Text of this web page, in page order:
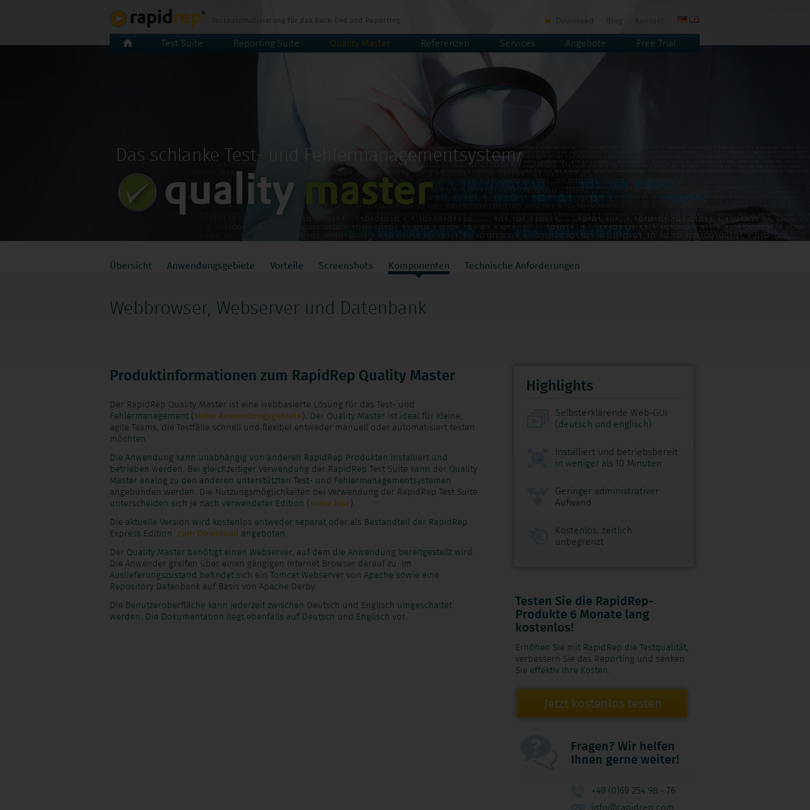
Navigation
überspringen
Download Blog
Navigation
überspringenTest Suite Reporting Suite Quality Master Referenzen Services Angebote Free Trial
Das schlanke Test- und Fehlermanagementsystem
Navigation
Übersicht Anwendungsgebiete Vorteile Screenshots Komponenten Technische Anforderungen
Webbrowser, Webserver und Datenbank
Produktinformationen zum RapidRep Quality Master
Der RapidRep Quality Master ist eine webbasierte Lösung für das Test- und
Fehlermanagement ( siehe Anwendungsgebiete ). Der Quality Master ist ideal für kleine,
agile Teams, die Testfälle schnell und flexibel entweder manuell oder automatisiert testen
möchten.
Die Anwendung kann unabhängig von anderen RapidRep Produkten installiert und
betrieben werden. Bei gleichzeitiger Verwendung der RapidRep Test Suite kann der Quality
Master analog zu den anderen unterstützten Test- und Fehlermanagementsystemen
angebunden werden. Die Nutzungsmöglichkeiten bei Verwendung der RapidRep Test Suite
unterscheiden sich je nach verwendeter Edition ( siehe hier).
Die aktuelle Version wird kostenlos entweder separat oder als Bestandteil der RapidRep
Express Edition zum Download angeboten.
Der Quality Master benötigt einen Webserver, auf dem die Anwendung bereitgestellt wird.
Die Anwender greifen über einen gängigen Internet Browser darauf zu. Im
Auslieferungszustand befindet sich ein Tomcat Webserver von Apache sowie eine
Repository Datenbank auf Basis von Apache Derby.
Die Benutzeroberfläche kann jederzeit zwischen Deutsch und Englisch umgeschaltet
werden. Die Dokumentation liegt ebenfalls auf Deutsch und Englisch vor.
Highlights
Selbsterklärende Web-GUI
(deutsch und englisch)
Installiert und betriebsbereit
in weniger als 10 Minuten
Geringer administrativer
Aufwand
Kostenlos, zeitlich
unbegrenzt
Testen Sie die RapidRep-
Produkte 6 Monate lang
kostenlos!
Erhöhen Sie mit RapidRep die Testqualität,
verbessern Sie das Reporting und senken
Sie effektiv Ihre Kosten.
Jetzt kostenlos testen
Fragen? Wir helfen
Ihnen gerne weiter!
+49 (0)69 254 98 - 76
info@rapidrep.com